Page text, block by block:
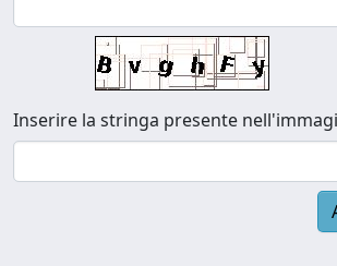
Inserire la stringa presente